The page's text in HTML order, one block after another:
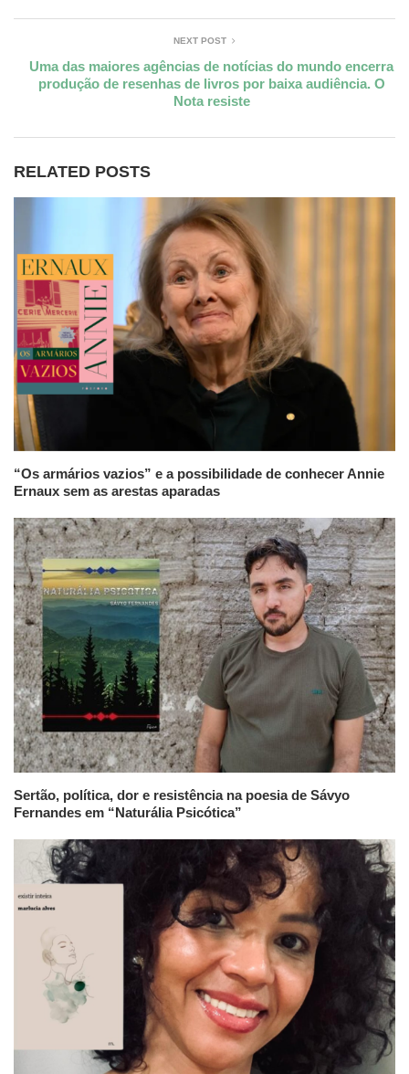
NEXT POST
Uma das maiores agências de notícias do mundo encerra
produção de resenhas de livros por baixa audiência. O
Nota resiste
RELATED POSTS
“Os armários vazios” e a possibilidade de conhecer Annie
Ernaux sem as arestas aparadas
Sertão, política, dor e resistência na poesia de Sávyo
Fernandes em “Naturália Psicótica”